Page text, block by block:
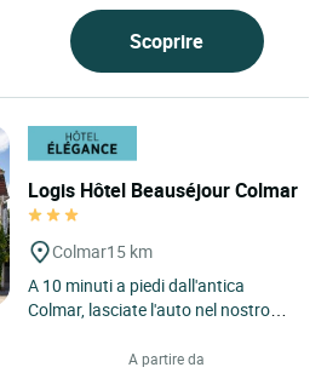
Scoprire
Logis Hôtel Beauséjour Colmar
Colmar15 km
A 10 minuti a piedi dall'antica
Colmar, lasciate l'auto nel nostro
nostra famiglia gestisce...
A partire da